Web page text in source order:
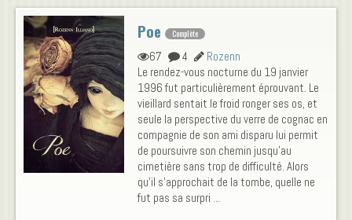
Poe Complète
67 4
Rozenn
Le rendez-vous nocturne du 19 janvier
1996 fut particulièrement éprouvant. Le
vieillard sentait le froid ronger ses os, et
seule la perspective du verre de cognac en
compagnie de son ami disparu lui permit
de poursuivre son chemin jusqu’au
cimetière sans trop de difficulté. Alors
qu’il s’approchait de la tombe, quelle ne
fut pas sa surpri ...